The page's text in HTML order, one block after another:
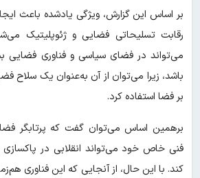
بر اساس این گزارش، ویژگی یادشده باعث
رقابت تسلیحاتی فضایی و ژئوپلیتیک
می‌تواند در فضای سیاسی و فناوری فضایی
باشد، زیرا می‌توان از آن به‌عنوان یک سلاح
بر فضا استفاده کرد.
برهمین اساس می‌توان گفت که پرتابگر
فنی خاص خود می‌تواند انقلابی در پاکسازی
کند. با این حال، از آنجایی که این فناوری